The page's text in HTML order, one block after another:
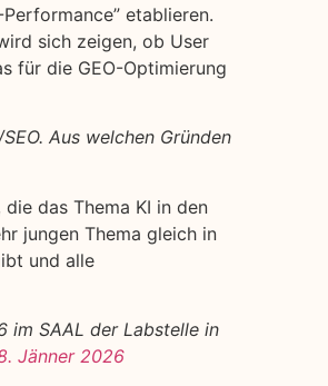
etablieren.
sich zeigen, ob User
für die GEO-Optimierung
Aus welchen Gründen
das Thema KI in den
jungen Thema gleich in
und alle
im SAAL der Labstelle in
Jänner 2026